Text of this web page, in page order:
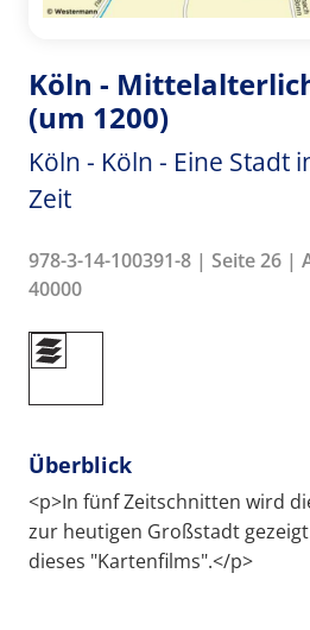
Köln -
(um 1200)
Köln - Köln - Eine Stadt
Zeit
978-3-14-100391-8 | Seite 26 |
40000
Überblick
<p>In fünf Zeitschnitten wird
zur heutigen Großstadt
dieses "Kartenfilms".</p>